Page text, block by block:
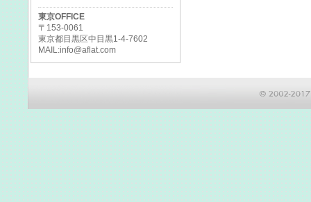
東京OFFICE
〒153-0061
東京都目黒区中目黒1-4-7602
MAIL:info@aflat.com